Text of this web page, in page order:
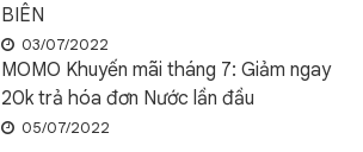
BIÊN
03/07/2022
MOMO Khuyến mãi tháng 7: Giảm ngay
20k trả hóa đơn Nước lần đầu
05/07/2022